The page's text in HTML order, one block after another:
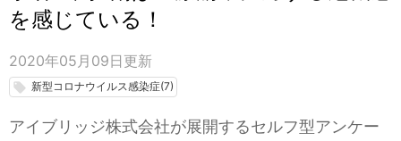
を感じている！
2020年05月09日 更新
local_offer 新型コロナウイルス感染症(7)
アイブリッジ株式会社が展開するセルフ型アンケー